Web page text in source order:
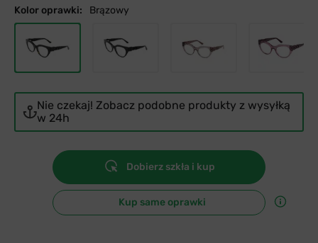
Kolor oprawki: Brązowy
Nie czekaj! Zobacz podobne produkty z wysyłką
w 24h
Dobierz szkła i kup
Kup same oprawki